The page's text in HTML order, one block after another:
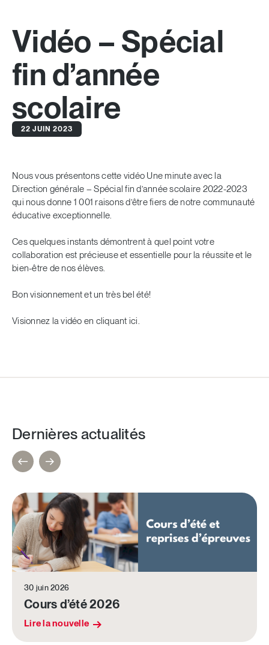
Vidéo – Spécial
fin d’année
scolaire
22 JUIN 2023
Nous vous présentons cette vidéo Une minute avec la
Direction générale – Spécial fin d’année scolaire 2022-2023
qui nous donne 1 001 raisons d’être fiers de notre communauté
éducative exceptionnelle.
Ces quelques instants démontrent à quel point votre
collaboration est précieuse et essentielle pour la réussite et le
bien-être de nos élèves.
Bon visionnement et un très bel été!
Visionnez la vidéo en cliquant ici.
Dernières actualités
Cours d’été 2026
30 juin 2026